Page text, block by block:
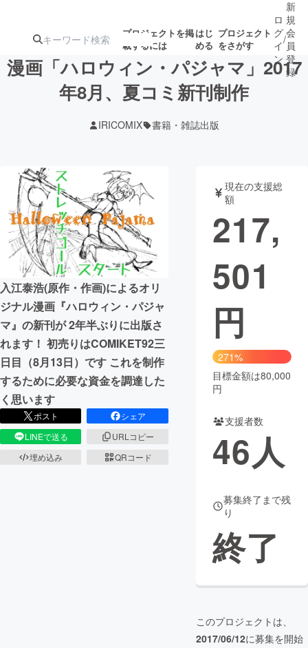
プロジェクトを掲
載するには
はじ
める
プロジェクト
をさがす
注目の新着プロ
ジェクト
募集終了が近いプ
ロジェクト
アート・写真 音楽
テクノロジー・ガジェット ゲーム・サ
映像・映画
ビジネス・起業
まちづくり・地域活性化
CAMPFIRE for Social Good
CAMPFIRE Creation
CAMPFIREふるさと納税
コミュニティ
ロ
グ
イ
ン
/
新
規
会
員
登
録
漫画「ハロウィン・パジャマ」2017
年8月、夏コミ新刊制作
IRICOMIX 書籍・雑誌出版
入江泰浩(原作・作画)によるオリ
ジナル漫画『ハロウィン・パジャ
マ』の新刊が 2年半ぶりに出版さ
れます！ 初売りはCOMIKET92三
日目（8月13日）です これを制作
するために必要な資金を調達した
く思います
ポスト
シェア
LINEで送る
URLコピー
埋め込み
QRコード
現在の支援総
額
217,
501
円
271%
目標金額は80,000
円
支援者数
46人
募集終了まで残
り
終了
このプロジェクトは、
2017/06/12に募集を開始